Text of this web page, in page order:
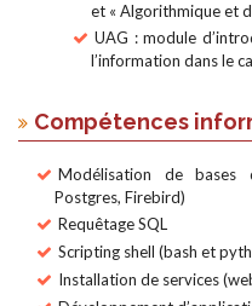
et « Algorithmique et
UAG : module
l’information dans le
Compétences
Modélisation de bases
Postgres, Firebird)
Requêtage SQL
Scripting shell (bash et
Installation de services